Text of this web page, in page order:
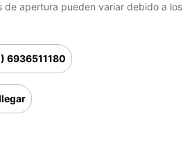
de apertura pueden variar debido a los
6936511180